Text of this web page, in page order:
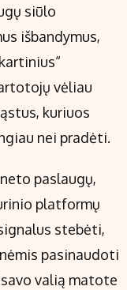
siūlo
išbandymus,
vėliau
kuriuos
nei pradėti.
paslaugų,
platformų
stebėti,
pasinaudoti
valią matote